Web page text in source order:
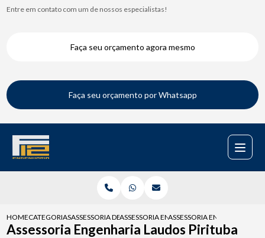
Entre em contato com um de nossos especialistas!
Faça seu orçamento agora mesmo
Faça seu orçamento por Whatsapp
HOMECATEGORIASASSESSORIA DE ENGENHARIAASSESSORIA ENGENHARIA CONDOMINIO
ASSESSORIA ENGENHARIA
Assessoria Engenharia Laudos Pirituba